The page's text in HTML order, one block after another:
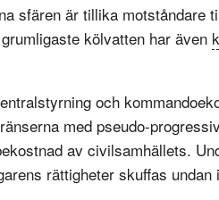
sfären är tillika
kölvatten har även
och
med pseudo-
av civilsamhällets.
rättigheter skuffas